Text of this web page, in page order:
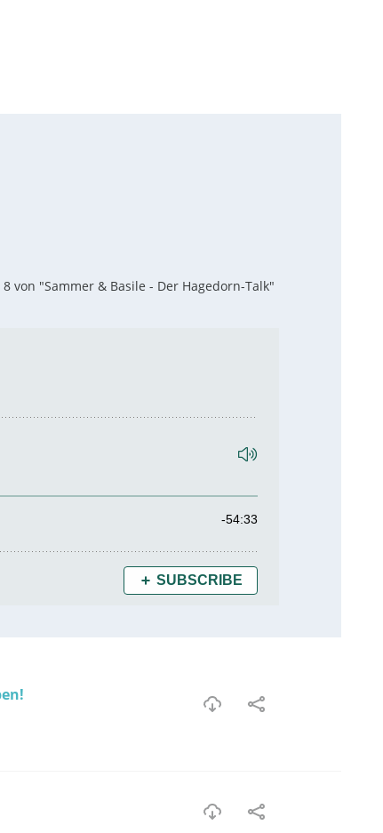
von "Sammer & Basile - Der Hagedorn-Talk"